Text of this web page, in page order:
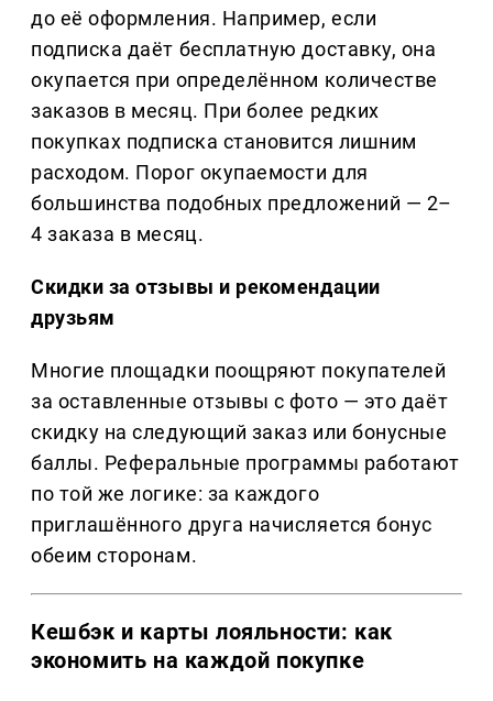
до её оформления. Например, если
подписка даёт бесплатную доставку, она
окупается при определённом количестве
заказов в месяц. При более редких
покупках подписка становится лишним
расходом. Порог окупаемости для
большинства подобных предложений — 2–
4 заказа в месяц.
Скидки за отзывы и рекомендации
друзьям
Многие площадки поощряют покупателей
за оставленные отзывы с фото — это даёт
скидку на следующий заказ или бонусные
баллы. Реферальные программы работают
по той же логике: за каждого
приглашённого друга начисляется бонус
обеим сторонам.
Кешбэк и карты лояльности: как
экономить на каждой покупке